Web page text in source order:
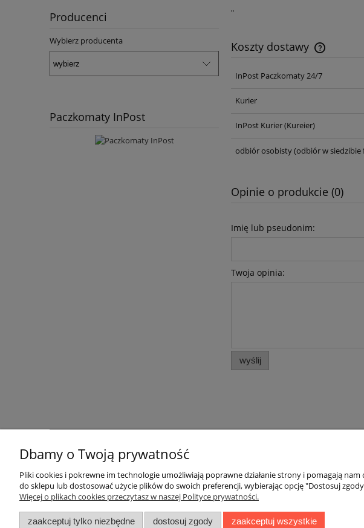
Producenci
Wybierz producenta
Paczkomaty InPost
"
Koszty dostawy
Cena nie
InPost Paczkomaty 24/7
Kurier
InPost Kurier(Kureier)
odbiór osobisty(odbiór w siedzibie
Opinie o produkcie (0)
Imię lub pseudonim:
Twoja opinia:
wyślij
Pomoc
Zwroty i reklamacje
Regulaminy
Twoje zamówienia
Ustawienia konta
Przechowalnia
Formy
Czas i
Dbamy o Twoją prywatność
Pliki cookies i pokrewne im technologie umożliwiają poprawne działanie strony i pomagają
do sklepu lub dostosować użycie plików do swoich preferencji, wybierając opcję "Dostosuj
Więcej o plikach cookies przeczytasz w naszej Polityce prywatności.
zaakceptuj tylko niezbędne dostosuj zgody zaakceptuj wszystkie